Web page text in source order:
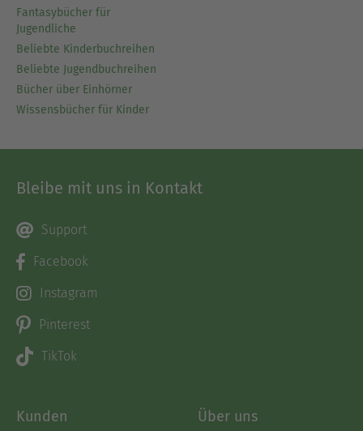
Fantasybücher für
Jugendliche
Beliebte Kinderbuchreihen
Beliebte Jugendbuchreihen
Bücher über Einhörner
Wissensbücher für Kinder
Bleibe mit uns in Kontakt
Support
Facebook
Instagram
Pinterest
TikTok
Kunden Über uns